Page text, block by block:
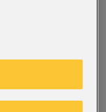
die Gäste in
in der Hand